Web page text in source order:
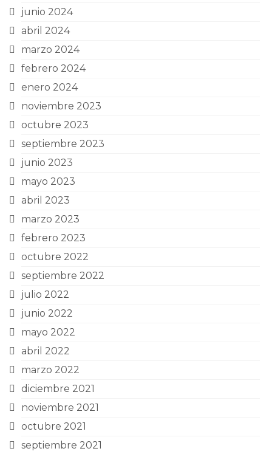
junio 2024
abril 2024
marzo 2024
febrero 2024
enero 2024
noviembre 2023
octubre 2023
septiembre 2023
junio 2023
mayo 2023
abril 2023
marzo 2023
febrero 2023
octubre 2022
septiembre 2022
julio 2022
junio 2022
mayo 2022
abril 2022
marzo 2022
diciembre 2021
noviembre 2021
octubre 2021
septiembre 2021